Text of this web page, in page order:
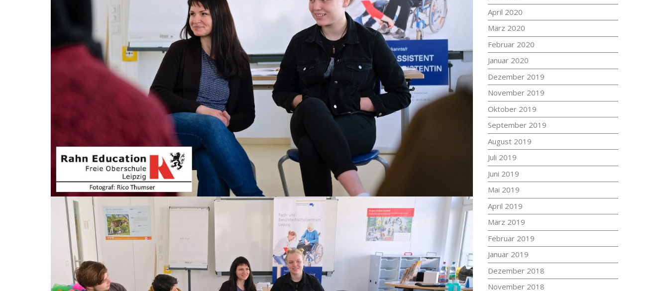
April 2020
März 2020
Februar 2020
Januar 2020
Dezember 2019
November 2019
Oktober 2019
September 2019
August 2019
Juli 2019
Juni 2019
Mai 2019
April 2019
März 2019
Februar 2019
Januar 2019
Dezember 2018
November 2018